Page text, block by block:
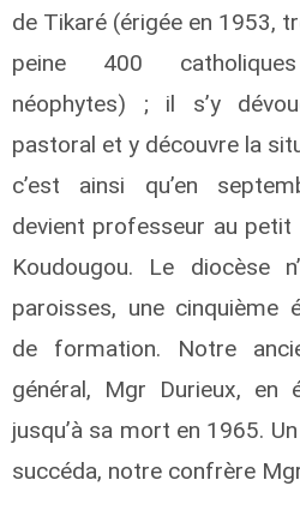
de Tikaré (érigée en 1953,
peine 400
néophytes) ; il s’y
pastoral et y découvre la
c’est ainsi qu’en
devient professeur au petit
Koudougou. Le diocèse
paroisses, une cinquième
de formation. Notre
général, Mgr Durieux, en
jusqu’à sa mort en 1965.
succéda, notre confrère